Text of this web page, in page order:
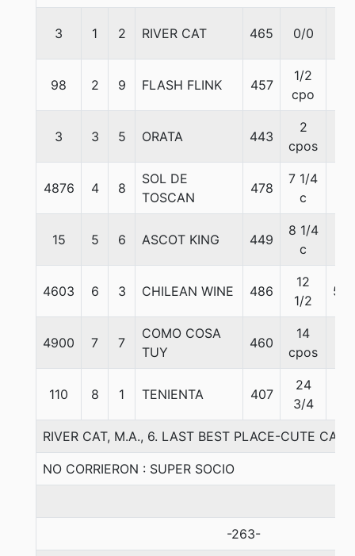
3 1 2 RIVER CAT 465 0/0
98 2 9 FLASH FLINK 457
1/2
cpo
3 3 5 ORATA 443
2
cpos
4876 4 8
SOL DE
TOSCAN
478
7 1/4
c
15 5 6 ASCOT KING 449
8 1/4
c
4603 6 3 CHILEAN WINE 486
12
1/2
50.
4900 7 7
COMO COSA
TUY
460
14
cpos
110 8 1 TENIENTA 407
24
3/4
RIVER CAT, M.A., 6. LAST BEST PLACE-CUTE
NO CORRIERON : SUPER SOCIO
-263-